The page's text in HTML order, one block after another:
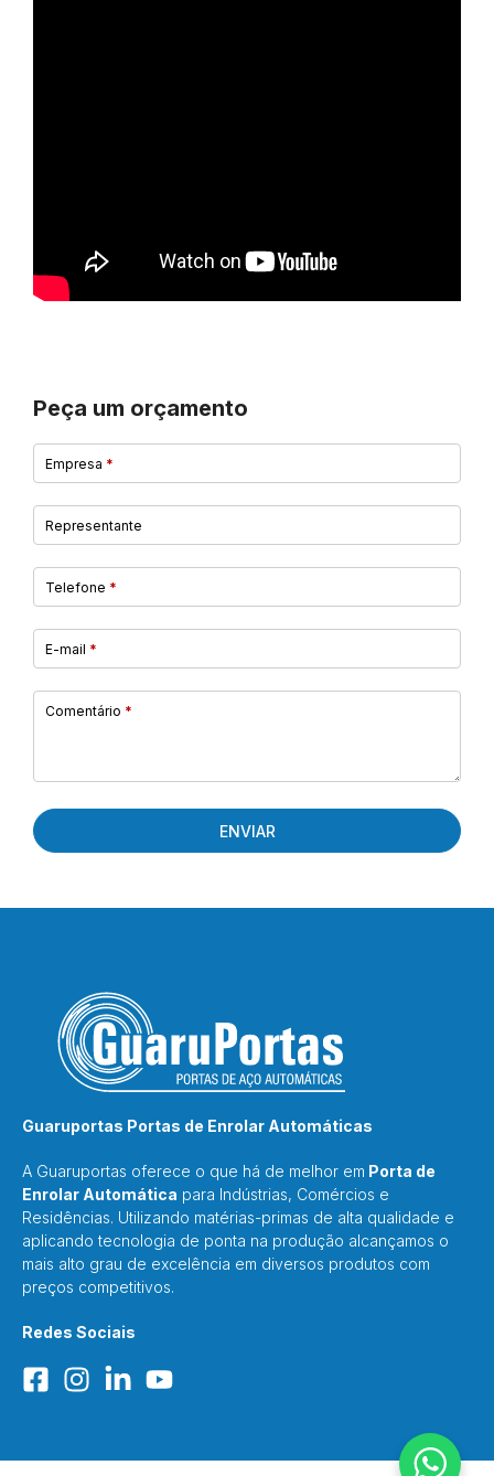
Peça um orçamento
Empresa *
Representante
Telefone *
E-mail *
Comentário *
ENVIAR
Guaruportas Portas de Enrolar Automáticas
A Guaruportas oferece o que há de melhor em Porta de
Enrolar Automática para Indústrias, Comércios e
Residências. Utilizando matérias-primas de alta qualidade e
aplicando tecnologia de ponta na produção alcançamos o
mais alto grau de excelência em diversos produtos com
preços competitivos.
Redes Sociais